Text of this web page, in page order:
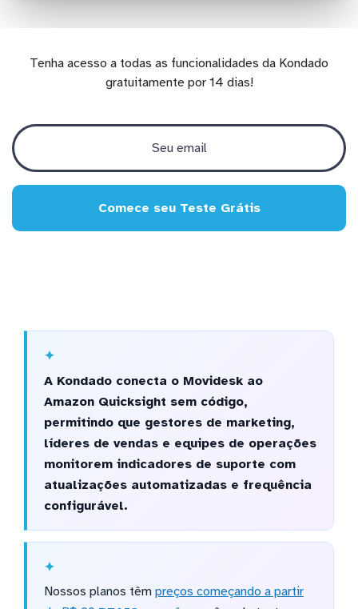
Tenha acesso a todas as funcionalidades da Kondado
gratuitamente por 14 dias!
Comece seu Teste Grátis
A Kondado conecta o Movidesk ao
Amazon Quicksight sem código,
permitindo que gestores de marketing,
líderes de vendas e equipes de operações
monitorem indicadores de suporte com
atualizações automatizadas e frequência
configurável.
Nossos planos têm preços começando a partir